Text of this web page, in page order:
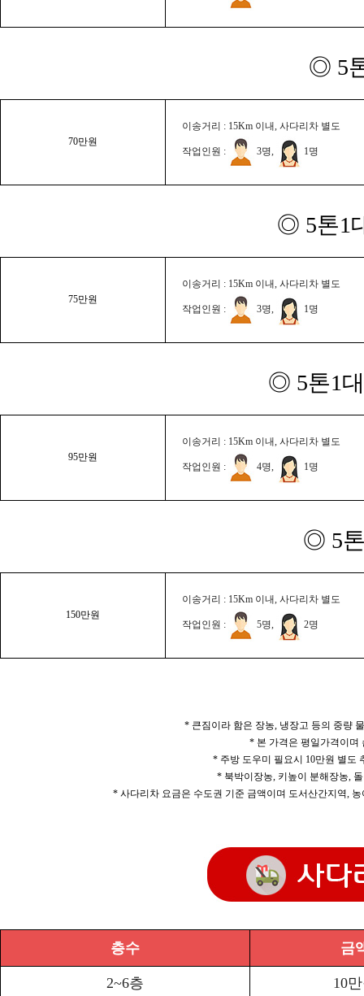
◎ 5
70만원
이송거리 : 15Km 이내, 사다리차 별도
작업인원 : 3명, 1명
◎ 5톤1
75만원
이송거리 : 15Km 이내, 사다리차 별도
작업인원 : 3명, 1명
◎ 5톤1
95만원
이송거리 : 15Km 이내, 사다리차 별도
작업인원 : 4명, 1명
◎ 5
150만원
이송거리 : 15Km 이내, 사다리차 별도
작업인원 : 5명, 2명
* 큰짐이라 함은 장농, 냉장고 등의 중량
* 본 가격은 평일가격이며
* 주방 도우미 필요시 10만원 별도
* 북박이장농, 키높이 분해장농,
* 사다리차 요금은 수도권 기준 금액이며 도서산간지역,
층수 금
2~6층 10